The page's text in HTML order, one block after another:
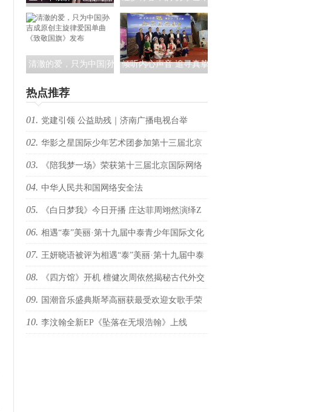
吕良伟亚太电影节揽双
奖，携妻亮相成全场焦
高峰 —第九届“华韵之
声”语文朗读大会总展演
在京隆重举行
清澈的爱，只为中国|孙
曲《致敬国旗》发布
倾听内心声音 追寻真挚
爱就表白》有感
热点推荐
01. 党建引领 公益助残｜济南广播电视台举
办“聚光”公益观影活动
02. 华影之星国际少年艺术团参加第十三届北京
国际网络电影展，传承电影梦
03. 《陪我梦一场》荣获第十三届北京国际网络
电影展最佳原创音乐
04. 中华人民共和国网络安全法
05. 《白日梦我》今日开播 庄达菲周翊然演绎Z
世代炽热青春
06. 相遇“泰”美丽·第十九届中泰青少年国际文化
艺术季圆满成功
07. 王妍晓语被评为相遇“泰”美丽·第十九届中泰
青少年国际文化艺术季外交小天使
08. 《四方馆》开机 檀健次周依然揭秘古代外交
职场生存图鉴
09. 国潮音乐盛典斯琴高丽获最受欢迎女歌手荣
誉
10. 李汶翰全新EP《坠落在无垠浩翰》上线